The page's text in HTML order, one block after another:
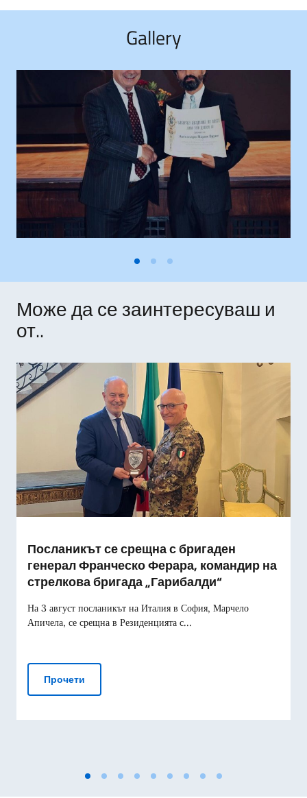
Gallery
Може да се заинтересуваш и
от..
Посланикът се срещна с бригаден
генерал Франческо Ферара, командир на
стрелкова бригада „Гарибалди“
На 3 август посланикът на Италия в София, Марчело
Апичела, се срещна в Резиденцията с...
Прочети